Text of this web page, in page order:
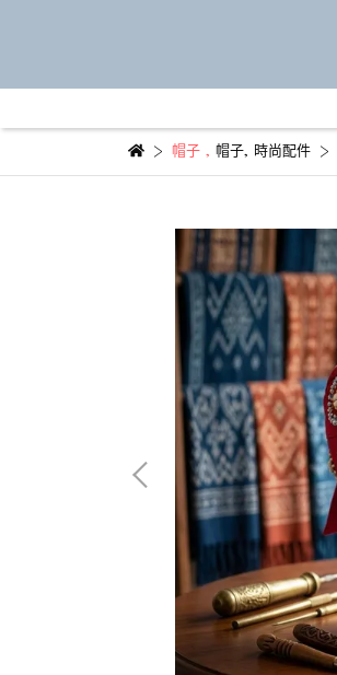
帽子, 帽子, 時尚配件